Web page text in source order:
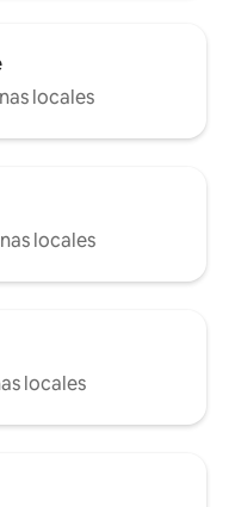
locales
locales
locales